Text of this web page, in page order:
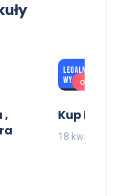
,
oferta
Kup
18 kwietnia,